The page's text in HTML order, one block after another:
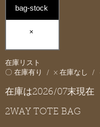
bag-stock
×
在庫リスト
〇 在庫有り / × 在庫なし / -
在庫は2026/07末現在
2WAY TOTE BAG